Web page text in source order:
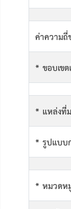
ค่าความ
* ขอบเขต
* แหล่งที่
* รูปแบบ
* หมวดห